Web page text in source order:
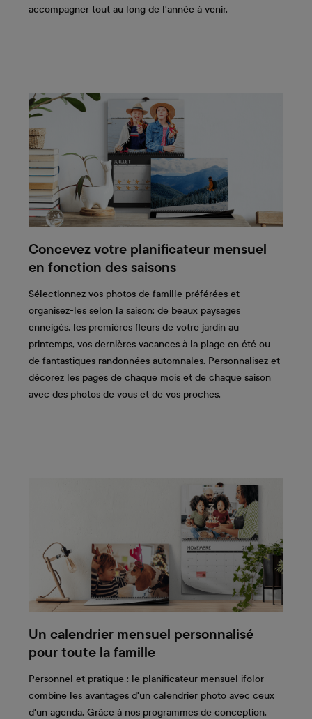
accompagner tout au long de l'année à venir.
Concevez votre planificateur mensuel
en fonction des saisons
Sélectionnez vos photos de famille préférées et
organisez-les selon la saison: de beaux paysages
enneigés, les premières fleurs de votre jardin au
printemps, vos dernières vacances à la plage en été ou
de fantastiques randonnées automnales. Personnalisez et
décorez les pages de chaque mois et de chaque saison
avec des photos de vous et de vos proches.
Un calendrier mensuel personnalisé
pour toute la famille
Personnel et pratique : le planificateur mensuel ifolor
combine les avantages d'un calendrier photo avec ceux
d'un agenda. Grâce à nos programmes de conception,